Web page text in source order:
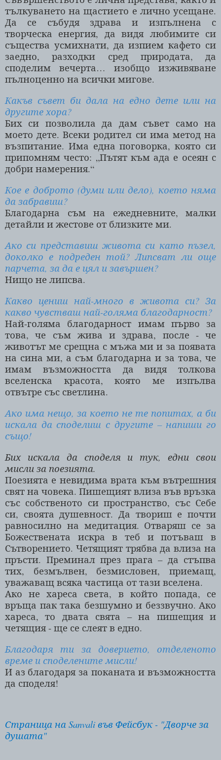
тълкуването на щастието е лично усещане.
Да се събудя здрава и изпълнена с
творческа енергия, да видя любимите си
същества усмихнати, да изпием кафето си
заедно, разходки сред природата, да
споделим вечерта… изобщо изживяване
пълноценно на всички мигове.
Какъв съвет би дала на едно дете или на
другите хора?
Бих си позволила да дам съвет само на
моето дете. Всеки родител си има метод на
възпитание. Има една поговорка, която си
припомням често: „Пътят към ада е осеян с
добри намерения.“
Кое е доброто (думи или дело), което няма
да забравиш?
Благодарна съм на ежедневните, малки
детайли и жестове от близките ми.
Ако си представиш живота си като пъзел,
доколко е подреден той? Липсват ли още
парчета, за да е цял и завършен?
Нищо не липсва.
Какво цениш най-много в живота си? За
какво чувстваш най-голяма благодарност?
Най-голяма благодарност имам първо за
това, че съм жива и здрава, после - че
животът ме срещна с мъжа ми и за появата
на сина ми, а съм благодарна и за това, че
имам възможността да видя толкова
вселенска красота, която ме изпълва
отвътре със светлина.
Ако има нещо, за което не те попитах, а би
искала да споделиш с другите – напиши го
също!
Бих искала да споделя и тук, едни свои
мисли за поезията.
Поезията е невидима врата към вътрешния
свят на човека. Пишещият влиза във връзка
със собственото си пространство, със Себе
си, своята душевност. Да твориш е почти
равносилно на медитация. Отваряш се за
Божествената искра в теб и потъваш в
Сътворението. Четящият трябва да влиза на
пръсти. Преминал през прага – да стъпва
тих, безмълвен, безмисловен, приемащ,
уважаващ всяка частица от тази вселена.
Ако не хареса света, в който попада, се
връща пак така безшумно и беззвучно. Ако
хареса, то двата свята – на пишещия и
четящия - ще се слеят в едно.
Благодаря ти за доверието, отделеното
време и споделените мисли!
И аз благодаря за поканата и възможността
да споделя!
Страница на Sanvali във Фейсбук - "Дворче за
душата"